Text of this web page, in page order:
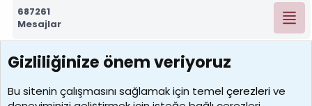
687261
Mesajlar
7388
Kullanıcılar
Gizliliğinize önem veriyoruz
Bu sitenin çalışmasını sağlamak için temelçerezlerive